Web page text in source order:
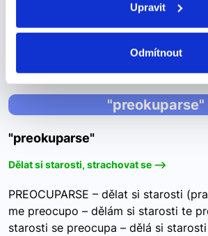
Upravit
Odmítnout
COSTAR – stát Používáme hlavně ve
camisa cuesta – to tričko stojí las
"preokuparse"
"preokuparse"
Dělat si starosti, strachovat se -->
PREOCUPARSE – dělat si starosti
me preocupo – dělám si starosti te
starosti se preocupa – dělá si